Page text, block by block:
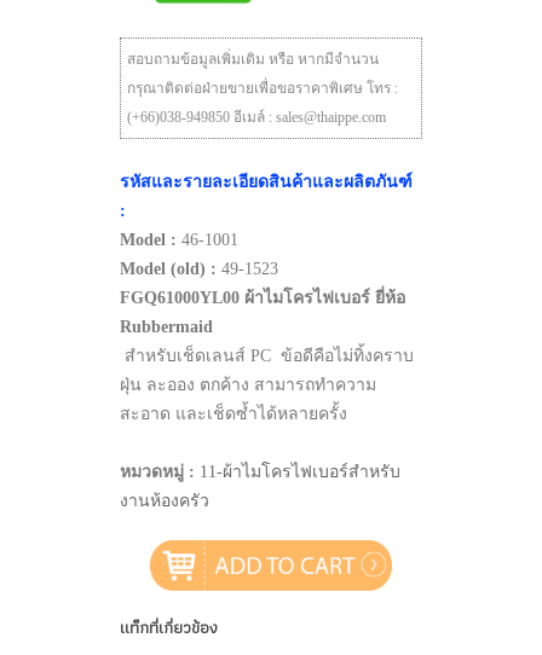
สอบถามข้อมูลเพิ่มเติม หรือ หากมีจำนวน
กรุณาติดต่อฝ่ายขายเพื่อขอราคาพิเศษ โทร :
(+66)038-949850 อีเมล์ : sales@thaippe.com
รหัสและรายละเอียดสินค้าและผลิตภันฑ์
:
Model : 46-1001
Model (old) : 49-1523
FGQ61000YL00 ผ้าไมโครไฟเบอร์ ยี่ห้อ
Rubbermaid
สำหรับเช็ดเลนส์ PC ข้อดีคือไม่ทิ้งคราบ
ฝุ่น ละออง ตกค้าง สามารถทำความ
สะอาด และเช็ดซ้ำได้หลายครั้ง
หมวดหมู่ : 11-ผ้าไมโครไฟเบอร์สำหรับ
งานห้องครัว
แท็กที่เกี่ยวข้อง